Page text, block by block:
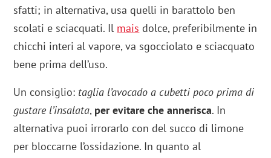
sfatti; in alternativa, usa quelli in barattolo ben
scolati e sciacquati. Il mais dolce, preferibilmente in
chicchi interi al vapore, va sgocciolato e sciacquato
bene prima dell’uso.
Un consiglio: taglia l’avocado a cubetti poco prima di
gustare l’insalata, per evitare che annerisca. In
alternativa puoi irrorarlo con del succo di limone
per bloccarne l’ossidazione. In quanto al